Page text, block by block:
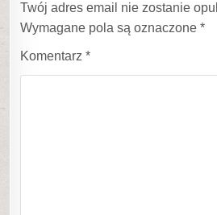
Twój adres email nie zostanie
Wymagane pola są oznaczone*
Komentarz*